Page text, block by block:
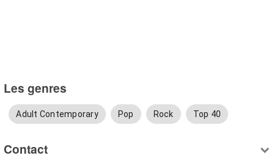
Les genres
Adult Contemporary Pop Rock Top 40
Contact